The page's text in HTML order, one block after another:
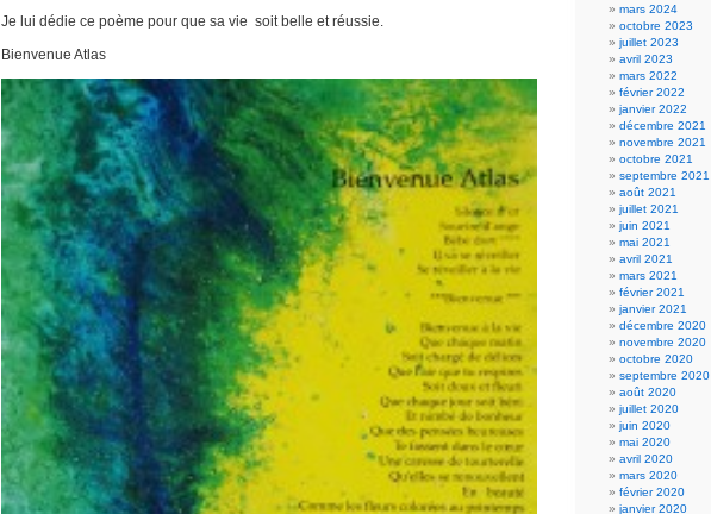
Je lui dédie ce poème pour que sa vie soit belle et réussie.
Bienvenue Atlas
mars 2024
octobre 2023
juillet 2023
avril 2023
mars 2022
février 2022
janvier 2022
décembre 2021
novembre 2021
octobre 2021
septembre 2021
août 2021
juillet 2021
juin 2021
mai 2021
avril 2021
mars 2021
février 2021
janvier 2021
décembre 2020
novembre 2020
octobre 2020
septembre 2020
août 2020
juillet 2020
juin 2020
mai 2020
avril 2020
mars 2020
février 2020
janvier 2020